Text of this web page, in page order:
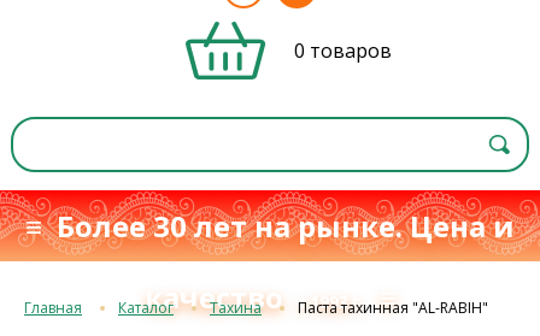
0 товаров
≡ Более 30 лет на рынке. Цена и
качество
с 1993 г.≡
Главная Каталог Тахина Паста тахинная "AL-RABIH"